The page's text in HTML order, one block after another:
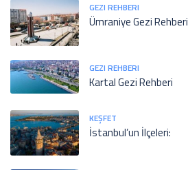
GEZI REHBERI
Ümraniye Gezi Rehberi
GEZI REHBERI
Kartal Gezi Rehberi
KEŞFET
İstanbul’un İlçeleri: